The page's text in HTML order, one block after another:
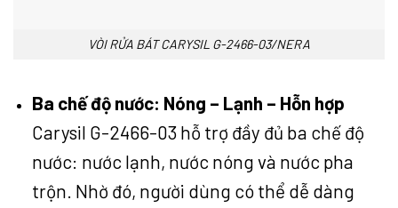
VÒI RỬA BÁT CARYSIL G-2466-03/NERA
Ba chế độ nước: Nóng – Lạnh – Hỗn hợp
Carysil G-2466-03 hỗ trợ đầy đủ ba chế độ
nước: nước lạnh, nước nóng và nước pha
trộn. Nhờ đó, người dùng có thể dễ dàng